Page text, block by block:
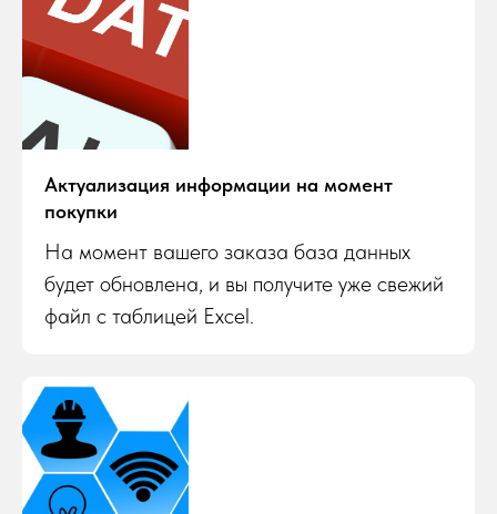
Актуализация информации на момент
покупки
На момент вашего заказа база данных
будет обновлена, и вы получите уже свежий
файл с таблицей Excel.